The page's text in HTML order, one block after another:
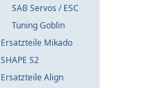
SAB Servos / ESC
Tuning Goblin
Ersatzteile Mikado
SHAPE S2
Ersatzteile Align